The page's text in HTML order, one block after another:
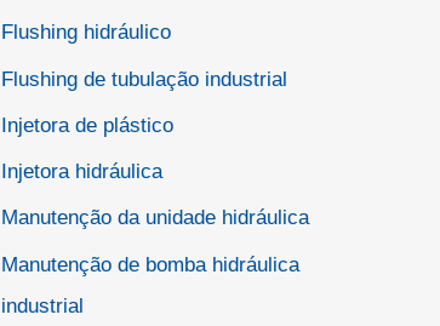
Flushing hidráulico
Flushing de tubulação industrial
Injetora de plástico
Injetora hidráulica
Manutenção da unidade hidráulica
Manutenção de bomba hidráulica
industrial